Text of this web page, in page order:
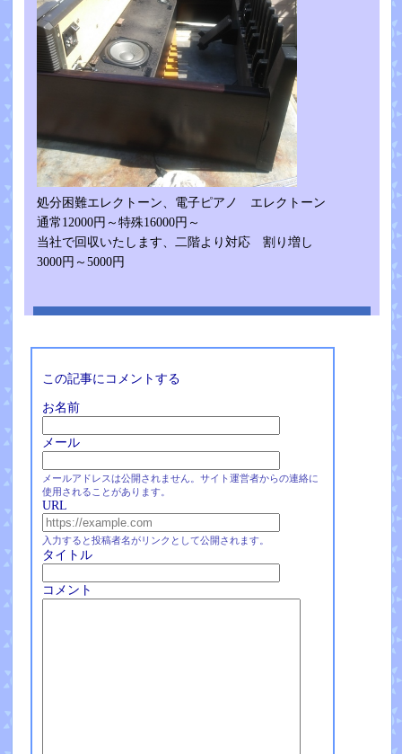
処分困難エレクトーン、電子ピアノ エレクトーン
通常12000円～特殊16000円～
当社で回収いたします、二階より対応 割り増し
3000円～5000円
この記事にコメントする
お名前
メール
メールアドレスは公開されません。サイト運営者からの連絡に
使用されることがあります。
URL
入力すると投稿者名がリンクとして公開されます。
タイトル
コメント